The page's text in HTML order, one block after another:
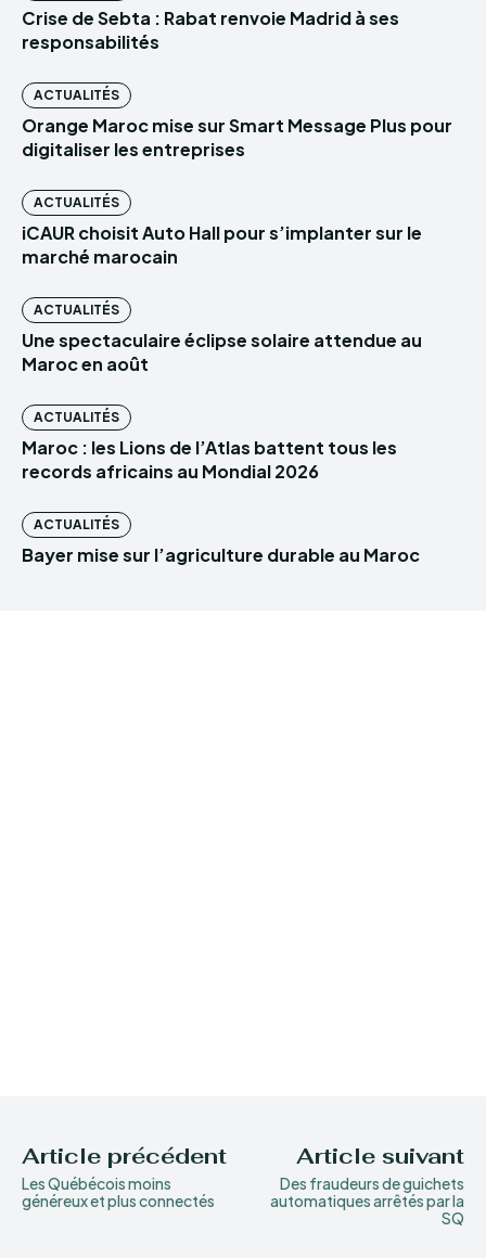
Crise de Sebta : Rabat renvoie Madrid à ses
responsabilités
ACTUALITÉS
Orange Maroc mise sur Smart Message Plus pour
digitaliser les entreprises
ACTUALITÉS
iCAUR choisit Auto Hall pour s’implanter sur le
marché marocain
ACTUALITÉS
Une spectaculaire éclipse solaire attendue au
Maroc en août
ACTUALITÉS
Maroc : les Lions de l’Atlas battent tous les
records africains au Mondial 2026
ACTUALITÉS
Bayer mise sur l’agriculture durable au Maroc
Article précédent
Les Québécois moins
généreux et plus connectés
Article suivant
Des fraudeurs de guichets
automatiques arrêtés par la
SQ